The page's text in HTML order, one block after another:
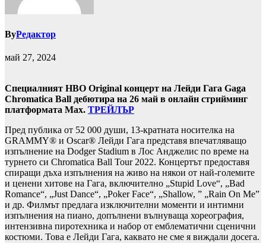
ByРедактор
май 27, 2024
Специалният HBO Original концерт на Лейди Гага Gaga
Chromatica Ball дебютира на 26 май в онлайн стрийминг
платформата Max. ТРЕЙЛЪР
Пред публика от 52 000 души, 13-кратната носителка на
GRAMMY® и Oscar® Лейди Гага представя впечатляващо
изпълнение на Dodger Stadium в Лос Анджелис по време на
турнето си Chromatica Ball Tour 2022. Концертът предоставя
спиращи дъха изпълнения на живо на някои от най-големите
и ценени хитове на Гага, включително „Stupid Love“, „Bad
Romance“, „Just Dance“, „Poker Face“, „Shallow, ” „Rain On Me”
и др. Филмът предлага изключителни моменти и интимни
изпълнения на пиано, допълнени вълнуваща хореография,
интензивна пиротехника и набор от емблематични сценични
костюми. Това е Лейди Гага, каквато не сме я виждали досега.